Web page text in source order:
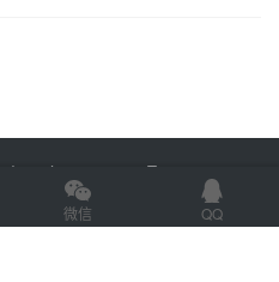
鲁ICP备2022012774号-2
微信 QQ